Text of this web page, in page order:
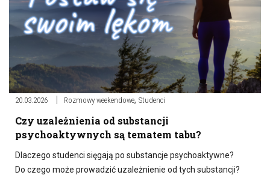
20.03.2026 Rozmowy weekendowe, Studenci
Czy uzależnienia od substancji
psychoaktywnych są tematem tabu?
Dlaczego studenci sięgają po substancje psychoaktywne?
Do czego może prowadzić uzależnienie od tych substancji?